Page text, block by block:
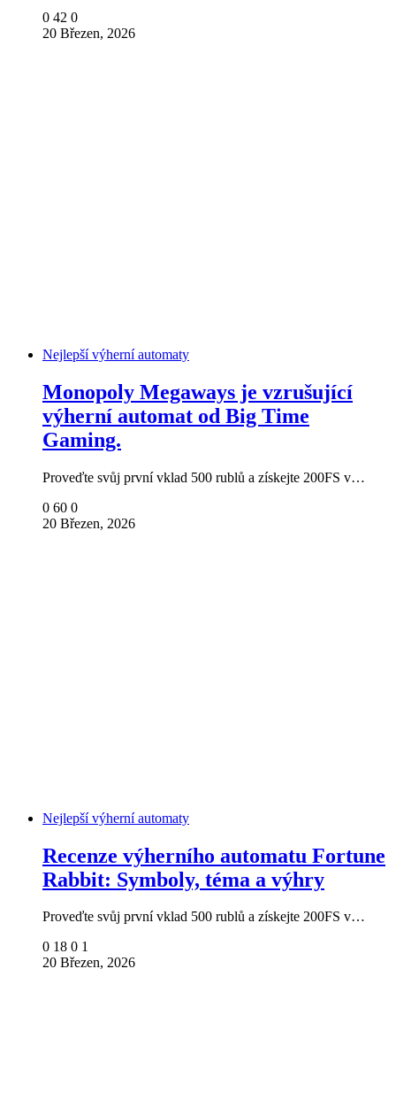
0 42 0
20 Březen, 2026
Nejlepší výherní automaty
Monopoly Megaways je vzrušující
výherní automat od Big Time
Gaming.
Proveďte svůj první vklad 500 rublů a získejte 200FS v…
0 60 0
20 Březen, 2026
Nejlepší výherní automaty
Recenze výherního automatu Fortune
Rabbit: Symboly, téma a výhry
Proveďte svůj první vklad 500 rublů a získejte 200FS v…
0 18 0 1
20 Březen, 2026